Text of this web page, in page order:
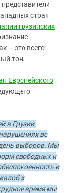
стран
грузинских
– это всего
тон.
Европейского
в Грузии.
во
выборов. Мы
свободных и
и
и
время мы